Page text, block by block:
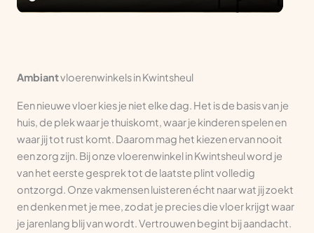
Ambiantvloerenwinkels in Kwintsheul
Een nieuwe vloer kies je niet elke dag. Het is de basis van je
huis, de plek waar je thuiskomt, waar je kinderen spelen en
waar jij tot rust komt. Daarom mag het kiezen ervan nooit
een zorg zijn. Bij onze vloerenwinkel in Kwintsheul word je
van het eerste gesprek tot de laatste plint volledig
ontzorgd. Onze vakmensen luisteren écht naar wat jij zoekt
en denken met je mee, zodat je precies die vloer krijgt waar
je jarenlang blij van wordt. Vertrouwen begint bij aandacht.